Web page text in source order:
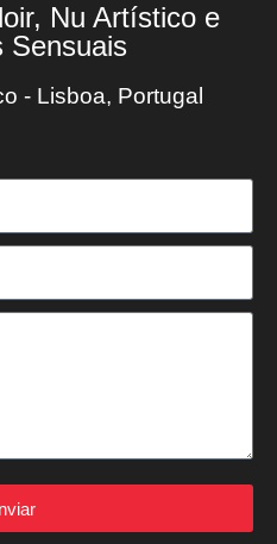
Nu Artístico e
Sensuais
- Lisboa, Portugal